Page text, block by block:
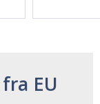
EU